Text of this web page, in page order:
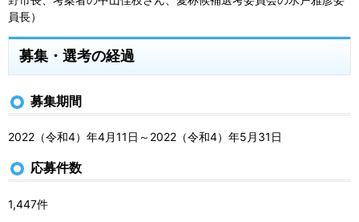
員長）
募集・選考の経過
募集期間
2022（令和4）年4月11日～2022（令和4）年5月31日
応募件数
1,447件